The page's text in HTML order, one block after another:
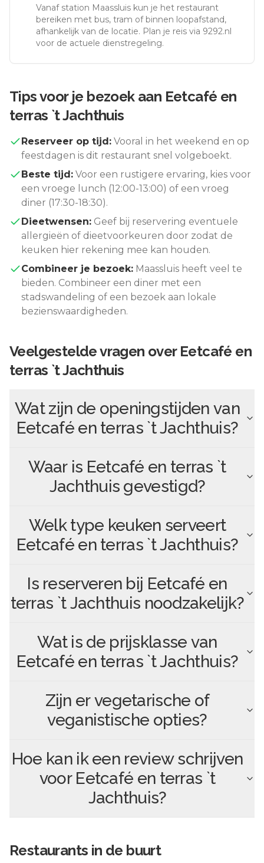
Vanaf station Maassluis kun je het restaurant
bereiken met bus, tram of binnen loopafstand,
afhankelijk van de locatie. Plan je reis via 9292.nl
voor de actuele dienstregeling.
Tips voor je bezoek aan Eetcafé en
terras `t Jachthuis
Reserveer op tijd: Vooral in het weekend en op
feestdagen is dit restaurant snel volgeboekt.
Beste tijd: Voor een rustigere ervaring, kies voor
een vroege lunch (12:00-13:00) of een vroeg
diner (17:30-18:30).
Dieetwensen: Geef bij reservering eventuele
allergieën of dieetvoorkeuren door zodat de
keuken hier rekening mee kan houden.
Combineer je bezoek: Maassluis heeft veel te
bieden. Combineer een diner met een
stadswandeling of een bezoek aan lokale
bezienswaardigheden.
Veelgestelde vragen over Eetcafé en
terras `t Jachthuis
Wat zijn de openingstijden van
Eetcafé en terras `t Jachthuis?
Waar is Eetcafé en terras `t
Jachthuis gevestigd?
Welk type keuken serveert
Eetcafé en terras `t Jachthuis?
Is reserveren bij Eetcafé en
terras `t Jachthuis noodzakelijk?
Wat is de prijsklasse van
Eetcafé en terras `t Jachthuis?
Zijn er vegetarische of
veganistische opties?
Hoe kan ik een review schrijven
voor Eetcafé en terras `t
Jachthuis?
Restaurants in de buurt